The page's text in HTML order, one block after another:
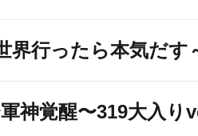
界行ったら本気だす
神覚醒〜319大入り